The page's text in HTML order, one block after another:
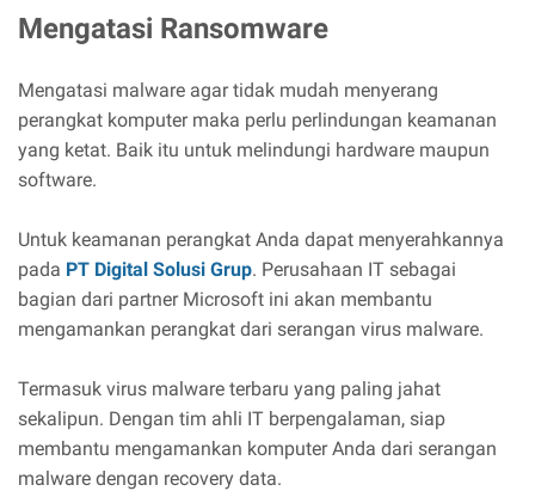
Mengatasi Ransomware
Mengatasi malware agar tidak mudah menyerang
perangkat komputer maka perlu perlindungan keamanan
yang ketat. Baik itu untuk melindungi hardware maupun
software.
Untuk keamanan perangkat Anda dapat menyerahkannya
pada PT Digital Solusi Grup. Perusahaan IT sebagai
bagian dari partner Microsoft ini akan membantu
mengamankan perangkat dari serangan virus malware.
Termasuk virus malware terbaru yang paling jahat
sekalipun. Dengan tim ahli IT berpengalaman, siap
membantu mengamankan komputer Anda dari serangan
malware dengan recovery data.